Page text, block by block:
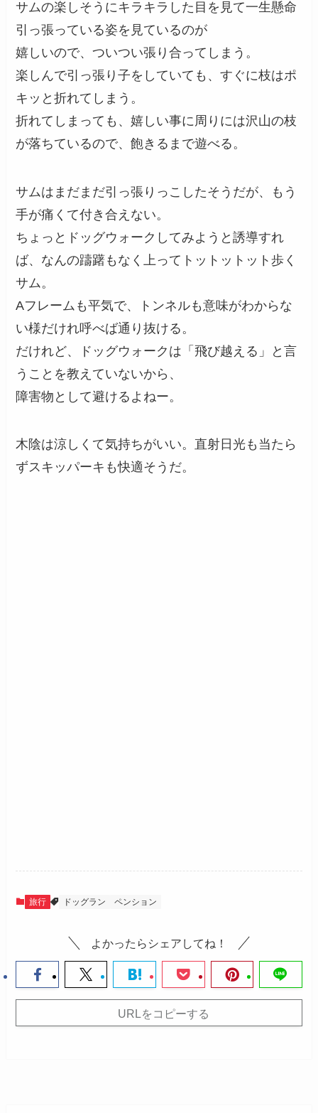
サムの楽しそうにキラキラした目を見て一生懸命
引っ張っている姿を見ているのが
嬉しいので、ついつい張り合ってしまう。
楽しんで引っ張り子をしていても、すぐに枝はポ
キッと折れてしまう。
折れてしまっても、嬉しい事に周りには沢山の枝
が落ちているので、飽きるまで遊べる。
サムはまだまだ引っ張りっこしたそうだが、もう
手が痛くて付き合えない。
ちょっとドッグウォークしてみようと誘導すれ
ば、なんの躊躇もなく上ってトットットット歩く
サム。
Aフレームも平気で、トンネルも意味がわからな
い様だけれ呼べば通り抜ける。
だけれど、ドッグウォークは「飛び越える」と言
うことを教えていないから、
障害物として避けるよねー。
木陰は涼しくて気持ちがいい。直射日光も当たら
ずスキッパーキも快適そうだ。
旅行 ドッグラン ペンション
よかったらシェアしてね！
URLをコピーする